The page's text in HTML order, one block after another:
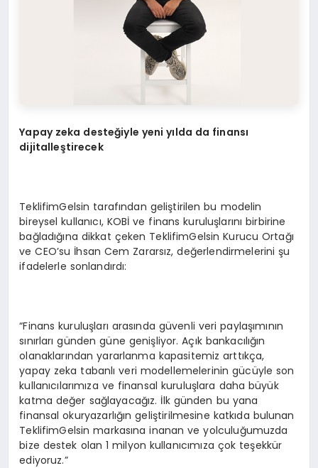
Yapay zeka desteğiyle yeni yılda da finansı
dijitalleştirecek
TeklifimGelsin tarafından geliştirilen bu modelin
bireysel kullanıcı, KOBİ ve finans kuruluşlarını birbirine
bağladığına dikkat çeken TeklifimGelsin Kurucu Ortağı
ve CEO’su İhsan Cem Zararsız, değerlendirmelerini şu
ifadelerle sonlandırdı:
“Finans kuruluşları arasında güvenli veri paylaşımının
sınırları günden güne genişliyor. Açık bankacılığın
olanaklarından yararlanma kapasitemiz arttıkça,
yapay zeka tabanlı veri modellemelerinin gücüyle son
kullanıcılarımıza ve finansal kuruluşlara daha büyük
katma değer sağlayacağız. İlk günden bu yana
finansal okuryazarlığın geliştirilmesine katkıda bulunan
TeklifimGelsin markasına inanan ve yolculuğumuzda
bize destek olan 1 milyon kullanıcımıza çok teşekkür
ediyoruz.”